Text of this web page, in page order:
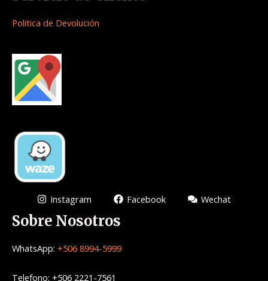
Politica de Devolución
Instagram Facebook Wechat
Sobre Nosotros
WhatsApp: +506 8994-5999
Telefono: +506 2221-7561